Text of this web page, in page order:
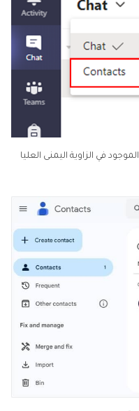
انقر على زر Import Contacts الموجود في الزاوية اليمنى العليا